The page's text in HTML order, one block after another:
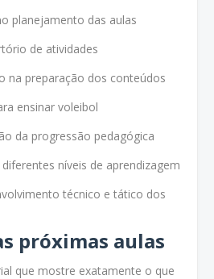
planejamento das aulas
de atividades
na preparação dos conteúdos
ensinar voleibol
da progressão pedagógica
níveis de aprendizagem
técnico e tático dos
próximas aulas
que mostre exatamente o que